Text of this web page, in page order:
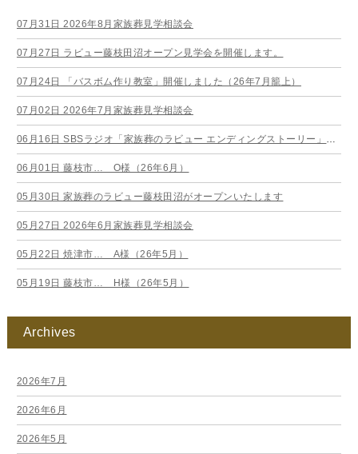
07月31日 2026年8月家族葬見学相談会
07月27日 ラビュー藤枝田沼オープン見学会を開催します。
07月24日 「バスボム作り教室」開催しました（26年7月籠上）
07月02日 2026年7月家族葬見学相談会
06月16日 SBSラジオ「家族葬のラビュー エンディングストーリー」に弊社スタッフが出演いたしました（26年6月）
06月01日 藤枝市… O様（26年6月）
05月30日 家族葬のラビュー藤枝田沼がオープンいたします
05月27日 2026年6月家族葬見学相談会
05月22日 焼津市… A様（26年5月）
05月19日 藤枝市… H様（26年5月）
Archives
2026年7月
2026年6月
2026年5月